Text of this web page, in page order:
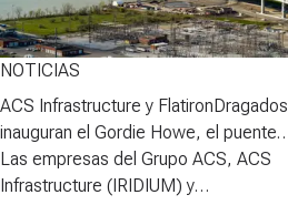
NOTICIAS
ACS Infrastructure y FlatironDragados
inauguran el Gordie Howe, el puente
atirantado más largo de Norteamérica
Las empresas del Grupo ACS, ACS
Infrastructure (IRIDIUM) y